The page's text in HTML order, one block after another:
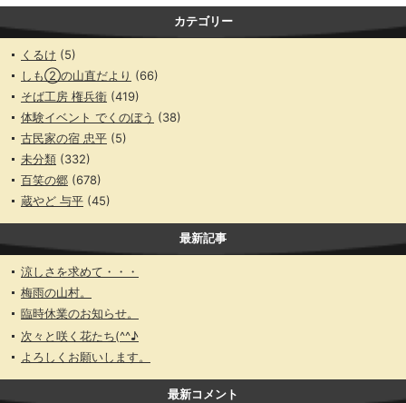
カテゴリー
くるけ (5)
しも②の山直だより (66)
そば工房 権兵衛 (419)
体験イベント でくのぼう (38)
古民家の宿 忠平 (5)
未分類 (332)
百笑の郷 (678)
蔵やど 与平 (45)
最新記事
涼しさを求めて・・・
梅雨の山村。
臨時休業のお知らせ。
次々と咲く花たち(^^♪
よろしくお願いします。
最新コメント